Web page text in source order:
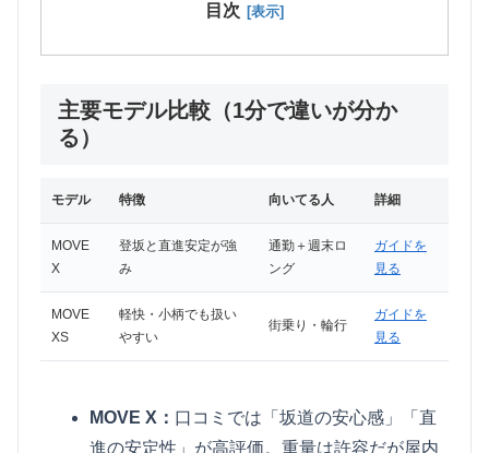
目次
主要モデル比較（1分で違いが分か
る）
MOVE e-Bike 口コミの観点で見る主要モデル比較：特徴・
モデル 特徴 向いてる人 詳細
MOVE
X
登坂と直進安定が強
み
通勤＋週末ロ
ング
ガイドを
見る
MOVE
XS
軽快・小柄でも扱い
やすい
街乗り・輪行
ガイドを
見る
MOVE X： 口コミでは「坂道の安心感」「直
進の安定性」が高評価。重量は許容だが屋内